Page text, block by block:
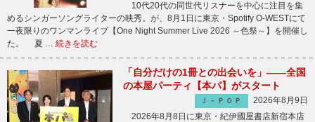
10代20代の同世代リスナーを中心に注目を集
めるシンガーソングライターの映秀。が、8月1日に東京・Spotify O-WESTにて
一夜限りのワンマンライブ【One Night Summer Live 2026 ～色祭～】を開催し
た。 夏 … 続きを読む
「自分だけの1冊との出会いを」――全国
の本屋パーティ【本パ】がスタート
Ｊ－ＰＯＰ
2026年8月9日
2026年8月8日に東京・紀伊國屋書店新宿本店